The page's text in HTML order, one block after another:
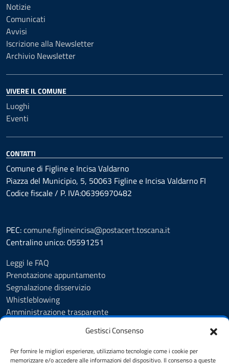
Gestisci Consenso
Per fornire le migliori esperienze, utilizziamo tecnologie come i cookie per
memorizzare e/o accedere alle informazioni del dispositivo. Il consenso a queste
Notizie
Comunicati
Avvisi
Iscrizione alla Newsletter
Archivio Newsletter
VIVERE IL COMUNE
Luoghi
Eventi
CONTATTI
Comune di Figline e Incisa Valdarno
Piazza del Municipio, 5, 50063 Figline e Incisa Valdarno FI
Codice fiscale / P. IVA:06396970482
PEC:comune.figlineincisa@postacert.toscana.it
Centralino unico: 05591251
Leggi le FAQ
Prenotazione appuntamento
Segnalazione disservizio
Whistleblowing
Amministrazione trasparente
Albo Pretorio
Cookie Policy